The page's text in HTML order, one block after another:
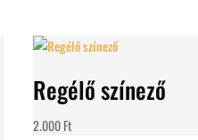
Regélő színező
2.000Ft